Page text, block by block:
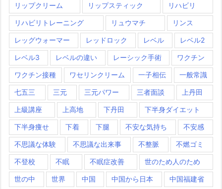
リップクリーム リップスティック リハビリ
リハビリトレーニング リュウマチ リンス
レッグウォーマー レッドロック レベル レベル2
レベル3 レベルの違い レーシック手術 ワクチン
ワクチン接種 ワセリンクリーム 一子相伝 一般常識
七五三 三元 三元パワー 三者面談 上丹田
上級講座 上高地 下丹田 下半身ダイエット
下半身痩せ 下着 下腿 不安な気持ち 不安感
不思議な体験 不思議な出来事 不整脈 不燃ゴミ
不登校 不眠 不眠症改善 世のため人のため
世の中 世界 中国 中国から日本 中国福建省